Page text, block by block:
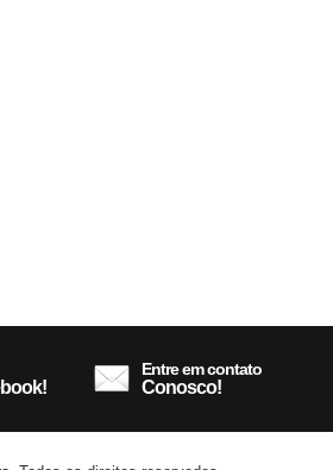
Entre em contato
Conosco!